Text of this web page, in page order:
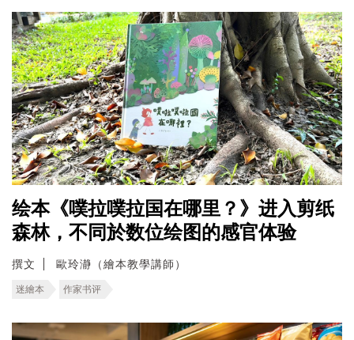
绘本《噗拉噗拉国在哪里？》进入剪纸
森林，不同於数位绘图的感官体验
撰文 歐玲瀞（繪本教學講師）
迷繪本 作家书评